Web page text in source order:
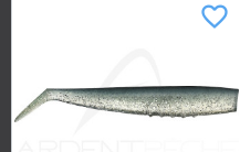
favorite_border